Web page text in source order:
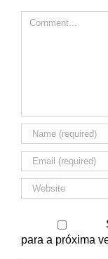
Comment
para a próxima